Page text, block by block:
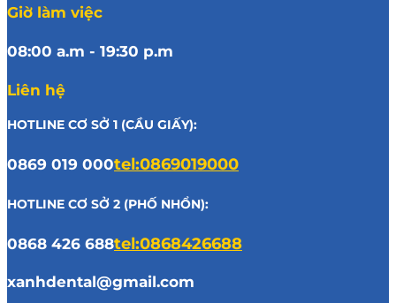
Giờ làm việc
08:00 a.m - 19:30 p.m
Liên hệ
HOTLINE CƠ SỞ 1 (CẦU GIẤY):
0869 019 000tel:0869019000
HOTLINE CƠ SỞ 2 (PHỐ NHỔN):
0868 426 688tel:0868426688
xanhdental@gmail.com